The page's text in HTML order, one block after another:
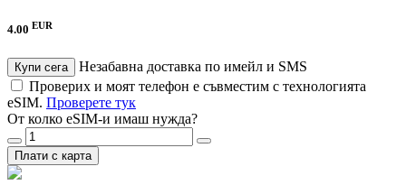
4.00 EUR
Купи сега
Незабавна доставка по имейл и SMS
Проверих и моят телефон е съвместим с технологията
eSIM. Проверете тук
От колко eSIM-и имаш нужда?
Плати с карта